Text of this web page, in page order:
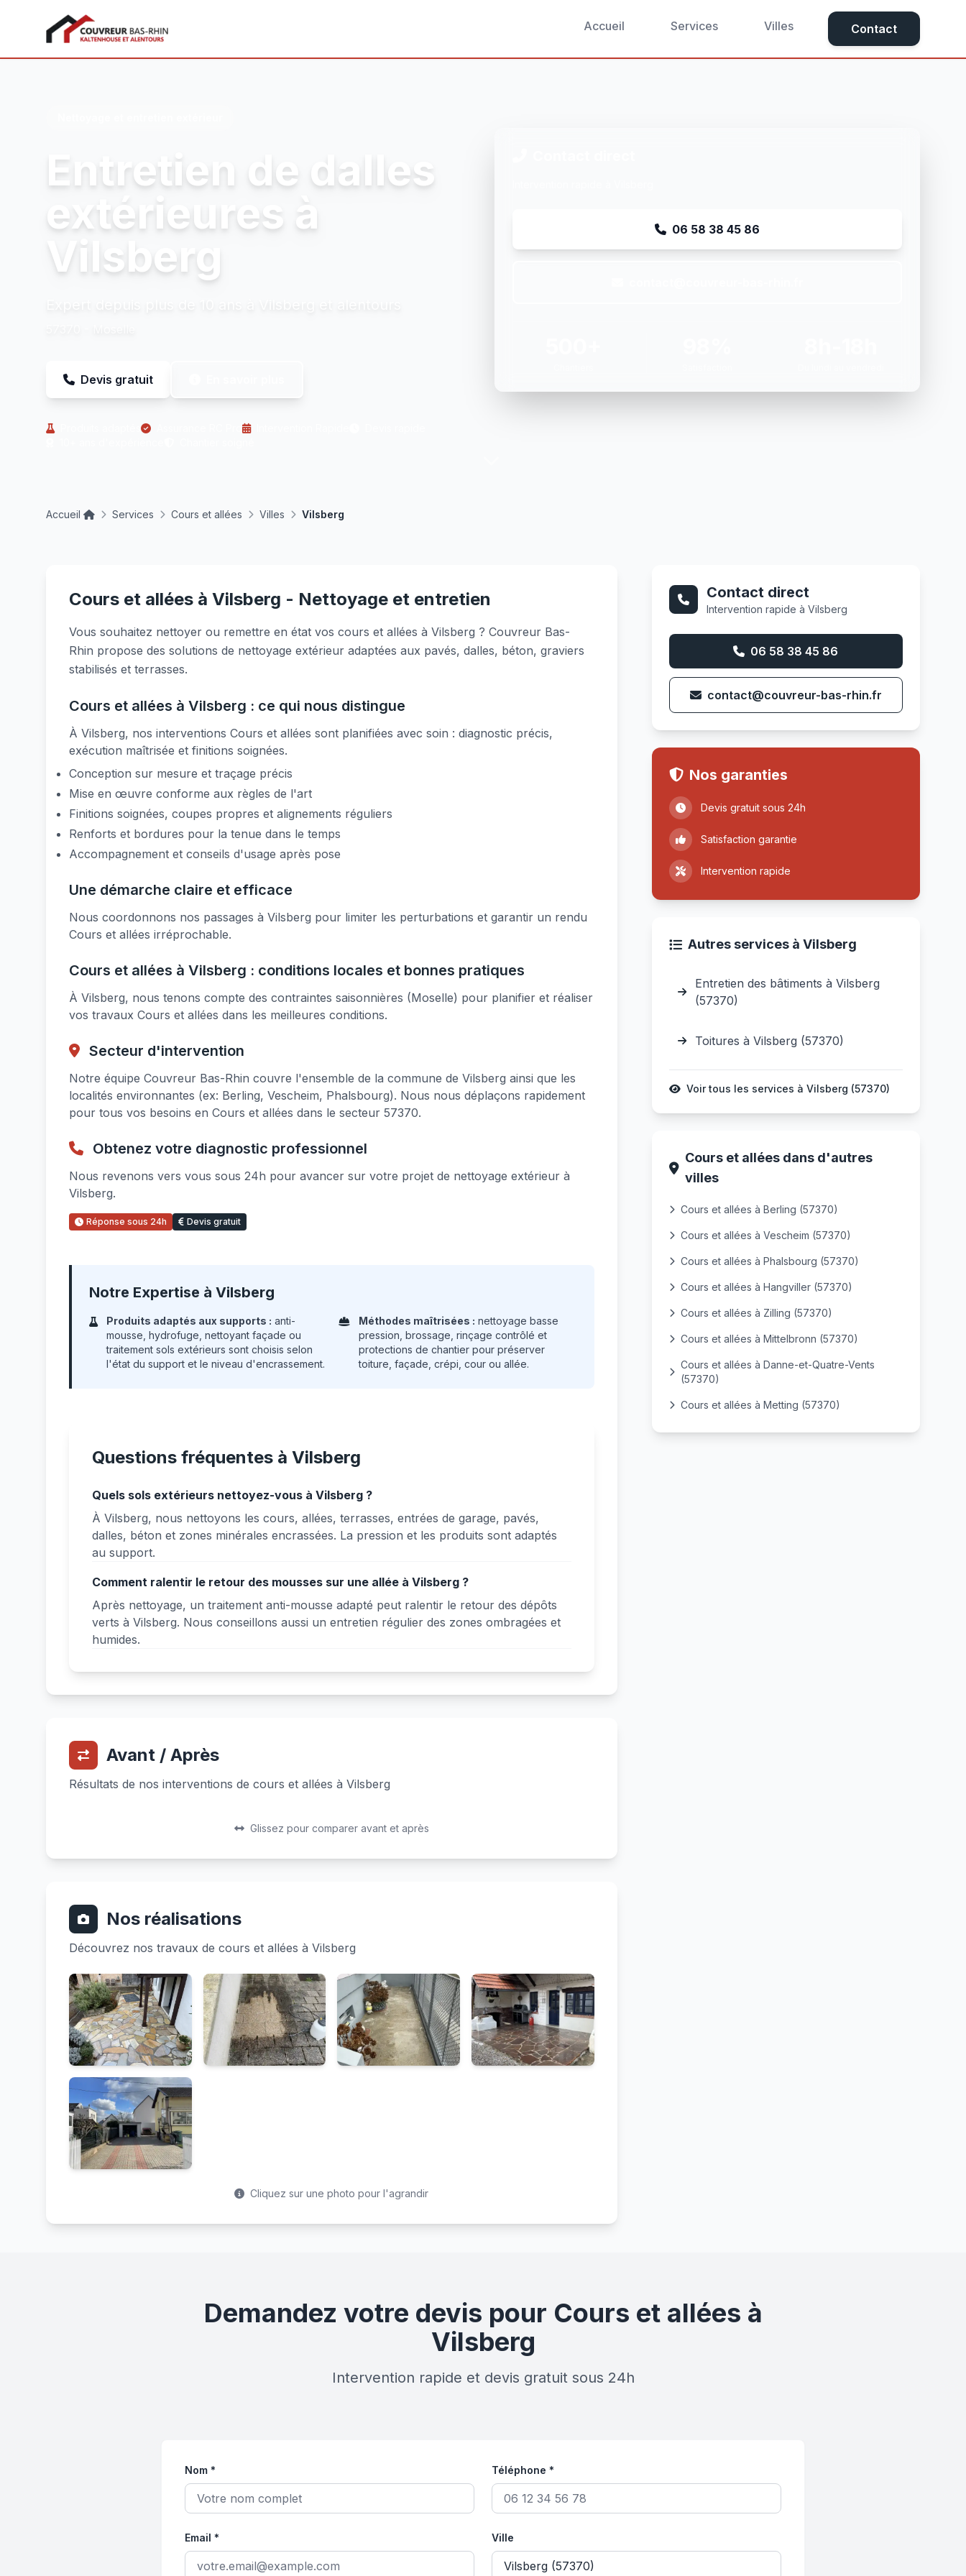
Couvreur Bas-Rhin
Accueil Services Villes Contact
Entretien de dalles
extérieures à
Vilsberg
Devis gratuit
06 58 38 45 86
Accueil Services Cours et allées Villes Vilsberg
Cours et allées à Vilsberg - Nettoyage et entretien
Vous souhaitez nettoyer ou remettre en état vos cours et allées à Vilsberg ? Couvreur Bas-
Rhin propose des solutions de nettoyage extérieur adaptées aux pavés, dalles, béton, graviers
stabilisés et terrasses.
Cours et allées à Vilsberg : ce qui nous distingue
À Vilsberg, nos interventions Cours et allées sont planifiées avec soin : diagnostic précis,
exécution maîtrisée et finitions soignées.
Conception sur mesure et traçage précis
Mise en œuvre conforme aux règles de l'art
Finitions soignées, coupes propres et alignements réguliers
Renforts et bordures pour la tenue dans le temps
Accompagnement et conseils d'usage après pose
Une démarche claire et efficace
Nous coordonnons nos passages à Vilsberg pour limiter les perturbations et garantir un rendu
Cours et allées irréprochable.
Cours et allées à Vilsberg : conditions locales et bonnes pratiques
À Vilsberg, nous tenons compte des contraintes saisonnières (Moselle) pour planifier et réaliser
vos travaux Cours et allées dans les meilleures conditions.
Secteur d'intervention
Notre équipe Couvreur Bas-Rhin couvre l'ensemble de la commune de Vilsberg ainsi que les
localités environnantes (ex: Berling, Vescheim, Phalsbourg). Nous nous déplaçons rapidement
pour tous vos besoins en Cours et allées dans le secteur 57370.
Obtenez votre diagnostic professionnel
Nous revenons vers vous sous 24h pour avancer sur votre projet de nettoyage extérieur à
Vilsberg.
Réponse sous 24h Devis gratuit
Notre Expertise à Vilsberg
Produits adaptés aux supports : anti-
mousse, hydrofuge, nettoyant façade ou
traitement sols extérieurs sont choisis selon
l'état du support et le niveau d'encrassement.
Méthodes maîtrisées : nettoyage basse
pression, brossage, rinçage contrôlé et
protections de chantier pour préserver
toiture, façade, crépi, cour ou allée.
Questions fréquentes à Vilsberg
Quels sols extérieurs nettoyez-vous à Vilsberg ?
À Vilsberg, nous nettoyons les cours, allées, terrasses, entrées de garage, pavés,
dalles, béton et zones minérales encrassées. La pression et les produits sont adaptés
au support.
Comment ralentir le retour des mousses sur une allée à Vilsberg ?
Après nettoyage, un traitement anti-mousse adapté peut ralentir le retour des dépôts
verts à Vilsberg. Nous conseillons aussi un entretien régulier des zones ombragées et
humides.
Avant / Après
Résultats de nos interventions de cours et allées à Vilsberg
Après Avant
Glissez pour comparer avant et après
Nos réalisations
Découvrez nos travaux de cours et allées à Vilsberg
Cliquez sur une photo pour l'agrandir
Contact direct
Intervention rapide à Vilsberg
06 58 38 45 86
contact@couvreur-bas-rhin.fr
Nos garanties
Devis gratuit sous 24h
Satisfaction garantie
Intervention rapide
Autres services à Vilsberg
Entretien des bâtiments à Vilsberg
(57370)
Toitures à Vilsberg (57370)
Voir tous les services à Vilsberg (57370)
Cours et allées dans d'autres
villes
Cours et allées à Berling (57370)
Cours et allées à Vescheim (57370)
Cours et allées à Phalsbourg (57370)
Cours et allées à Hangviller (57370)
Cours et allées à Zilling (57370)
Cours et allées à Mittelbronn (57370)
Cours et allées à Danne-et-Quatre-Vents
(57370)
Cours et allées à Metting (57370)
Demandez votre devis pour Cours et allées à
Vilsberg
Intervention rapide et devis gratuit sous 24h
Nom * Téléphone *
Email * Ville